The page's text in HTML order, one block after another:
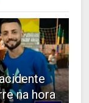
na hora